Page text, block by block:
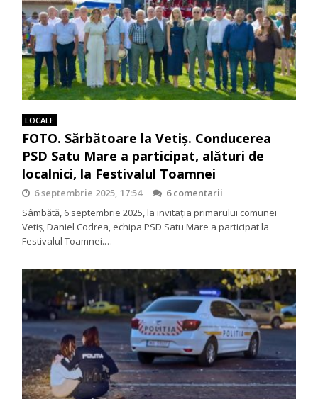
LOCALE
FOTO. Sărbătoare la Vetiș. Conducerea
PSD Satu Mare a participat, alături de
localnici, la Festivalul Toamnei
6 septembrie 2025, 17:54
6 comentarii
Sâmbătă, 6 septembrie 2025, la invitația primarului comunei
Vetiș, Daniel Codrea, echipa PSD Satu Mare a participat la
Festivalul Toamnei.…